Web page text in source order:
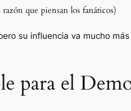
que piensan los fanáticos)
su influencia va mucho
para el